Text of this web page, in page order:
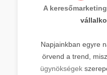
A
Napjainkban egyre
örvend a trend,
ügynökségek